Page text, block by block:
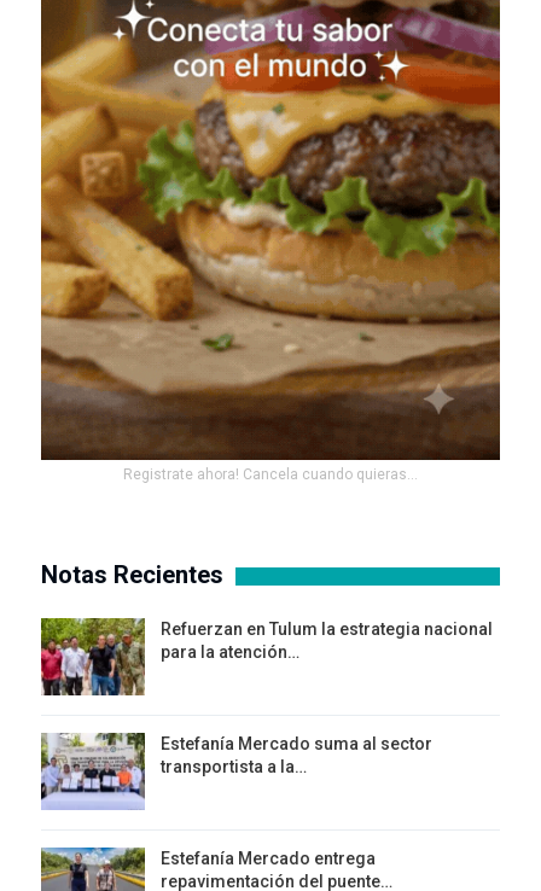
Registrate ahora! Cancela cuando quieras...
Notas Recientes
Refuerzan en Tulum la estrategia nacional
para la atención…
Estefanía Mercado suma al sector
transportista a la…
Estefanía Mercado entrega
repavimentación del puente…